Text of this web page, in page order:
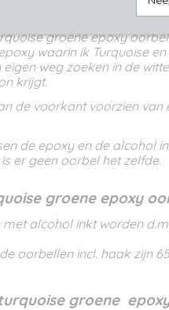
groene epoxy
waarin ik Turquoise
eigen weg zoeken in de
krijgt.
de voorkant voorzien
de epoxy en de alcohol
er geen oorbel het zelfde.
groene epoxy
alcohol inkt worden
oorbellen incl. haak zijn
groene